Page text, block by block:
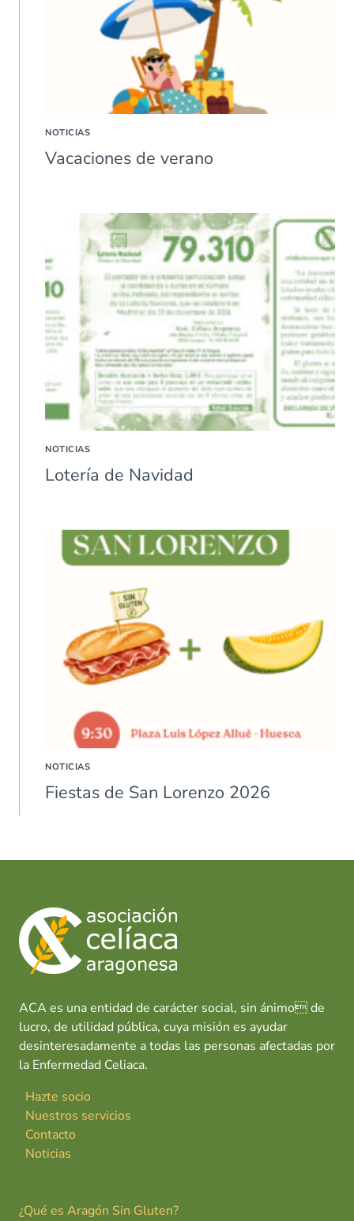
NOTICIAS
Vacaciones de verano
NOTICIAS
Lotería de Navidad
NOTICIAS
Fiestas de San Lorenzo 2026
ACA es una entidad de carácter social, sin ánimo de
lucro, de utilidad pública, cuya misión es ayudar
desinteresadamente a todas las personas afectadas por
la Enfermedad Celiaca.
Hazte socio
Nuestros servicios
Contacto
Noticias
¿Qué es Aragón Sin Gluten?